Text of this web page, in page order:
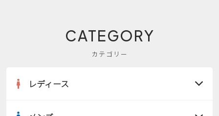
CATEGORY
カテゴリー
レディース